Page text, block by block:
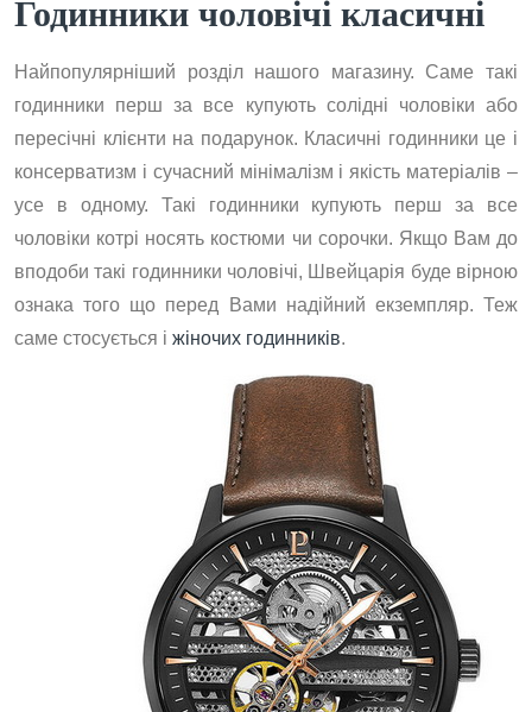
Годинники чоловічі класичні
Найпопулярніший розділ нашого магазину. Саме такі
годинники перш за все купують солідні чоловіки або
пересічні клієнти на подарунок. Класичні годинники це і
консерватизм і сучасний мінімалізм і якість матеріалів –
усе в одному. Такі годинники купують перш за все
чоловіки котрі носять костюми чи сорочки. Якщо Вам до
вподоби такі годинники чоловічі, Швейцарія буде вірною
ознака того що перед Вами надійний екземпляр. Теж
саме стосується і жіночих годинників.